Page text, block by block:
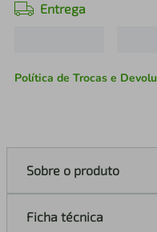
Entrega
Política de Trocas e
Sobre o produto
Ficha técnica